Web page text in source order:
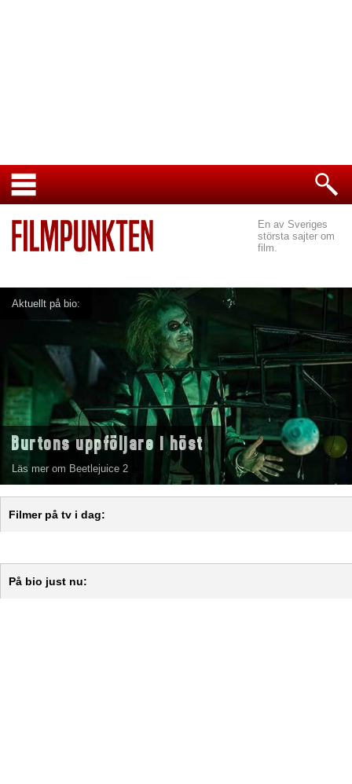
En av Sveriges
största sajter om
film.
Aktuellt på bio:
Burtons uppföljare i höst
Läs mer om Beetlejuice 2
Filmer på tv i dag:
På bio just nu: